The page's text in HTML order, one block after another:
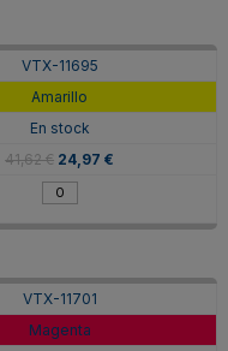
VTX-11695
Amarillo
En stock
41,62 € 24,97 €
VTX-11701
Magenta